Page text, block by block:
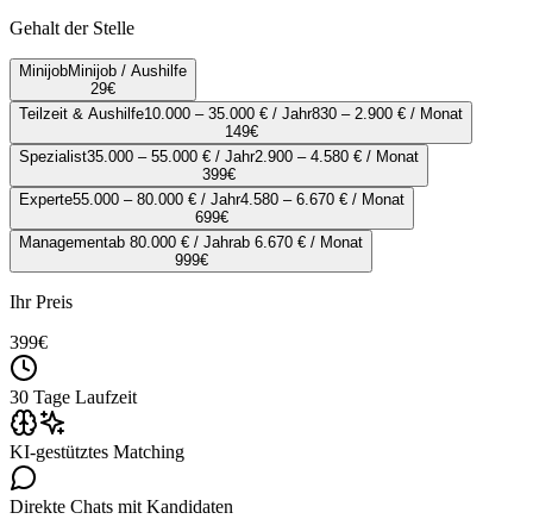
Gehalt der Stelle
MinijobMinijob / Aushilfe
29€
Teilzeit & Aushilfe10.000 – 35.000 € / Jahr830 – 2.900 € / Monat
149€
Spezialist35.000 – 55.000 € / Jahr2.900 – 4.580 € / Monat
399€
Experte55.000 – 80.000 € / Jahr4.580 – 6.670 € / Monat
699€
Managementab 80.000 € / Jahrab 6.670 € / Monat
999€
Ihr Preis
399€
30 Tage Laufzeit
KI-gestütztes Matching
Direkte Chats mit Kandidaten